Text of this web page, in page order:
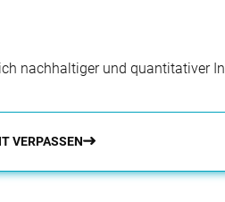
nachhaltiger und quantitativer
VERPASSEN